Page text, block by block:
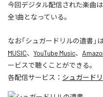
今回デジタル配信された楽曲
全1曲となっている。
なお「シュガードリルの遺書 」
MUSIC、 YouTube Music、
ービスで聴くことができる。
各配信サービス： シュガード